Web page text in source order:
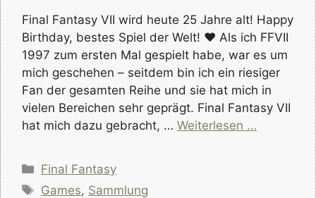
Final Fantasy VII wird heute 25 Jahre alt! Happy
Birthday, bestes Spiel der Welt! ♥ Als ich FFVII
1997 zum ersten Mal gespielt habe, war es um
mich geschehen – seitdem bin ich ein riesiger
Fan der gesamten Reihe und sie hat mich in
vielen Bereichen sehr geprägt. Final Fantasy VII
hat mich dazu gebracht, … Weiterlesen …
Kategorien
Final Fantasy
Schlagwörter
Games, Sammlung